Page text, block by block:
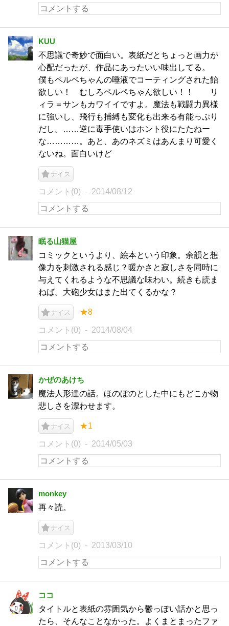
KUU
不思議で奇妙で面白い。表紙だとちょっと画力が
心配だったが、作品にあったいい味出してる。
僕もペルペちゃんの唾液でコーティングされた飴
欲しい！ むしろペルペちゃん欲しい！！ リ
ィラ＝サンもカワイイですよ。魔法も戦闘力異様
に強いし、飛行も捕縛も変化も出来る有能っぷり
だし。……逆に毒手使いはホント役にたたねー
な…………。あと、あのネズミはあんまり可愛く
ないね。面白いけど
ナイス
コメント(0) 2014/08/12
眠る山猫屋
コミックというより、絵本という印象。余韻と想
像力を刺激される感じ？暖かさと寂しさを同時に
与えてくれるような不思議な味わい。続きも読ま
ねば。大砲少女はまた出てくるかな？
ナイス ★8
コメント(0) 2014/08/04
かぜのあけち
魔法人形達の話。ほのぼのとした中にもどこか物
悲しさを漂わせます。
ナイス ★1
コメント(0) 2014/05/03
monkey
再々読。
ナイス
コメント(0) 2013/03/10
ココ
タイトルと表紙の雰囲気から鬱っぽい話かと思っ
たら、そんなことなかった。よくまとまったファ